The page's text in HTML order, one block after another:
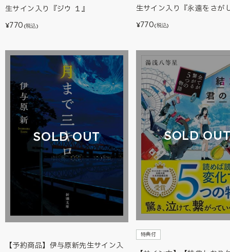
生サイン入り『ジウ １』
¥770 (税込)
生サイン入り『永遠をさが
¥770(税込)
SOLD OUT
【予約商品】伊与原新先生サイン入
SOLD
特典付